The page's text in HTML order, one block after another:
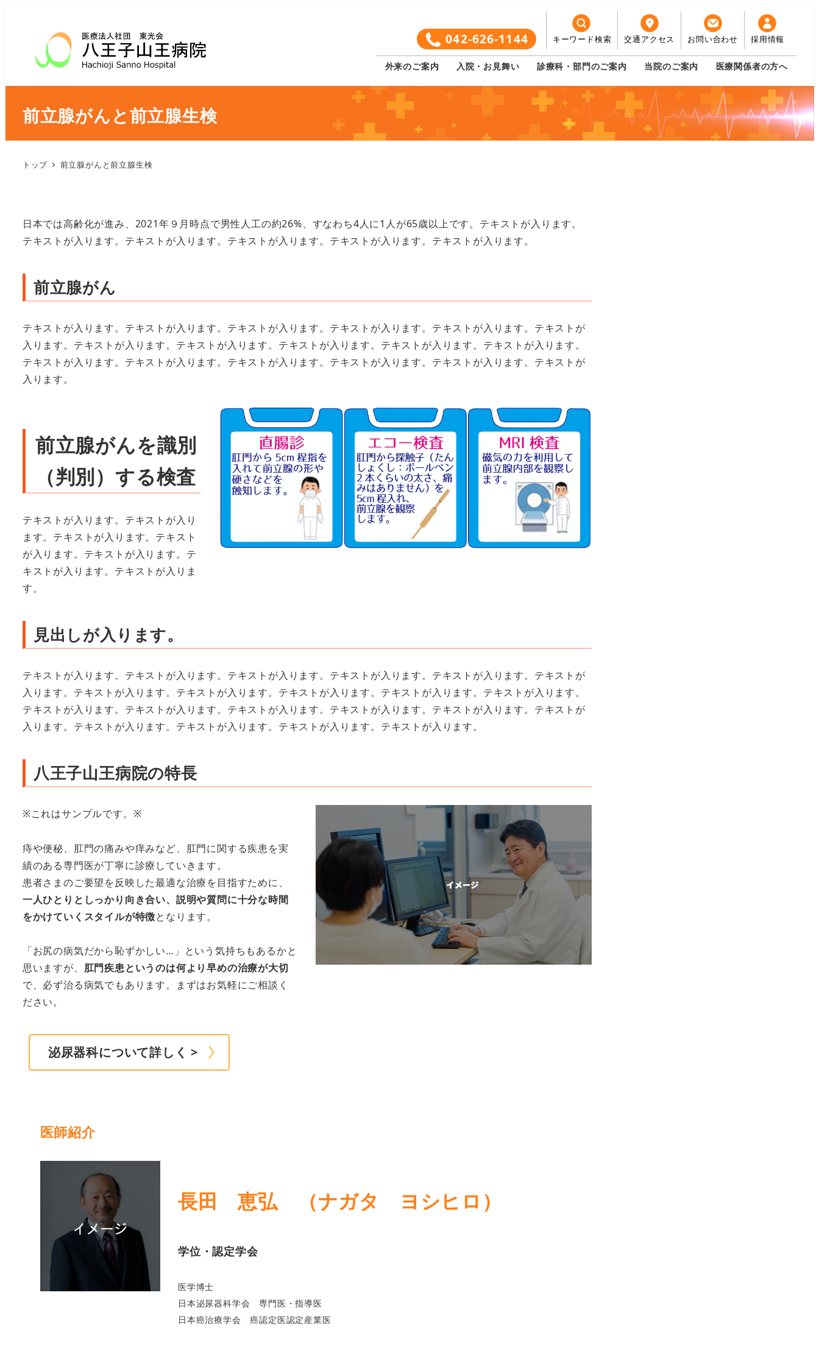
042-626-1144 キーワード検索 交通アクセス お問い合わせ 採用情報
外来のご案内 入院・お見舞い 診療科・部門のご案内 当院のご案内 医療関係者の方へ
前立腺がんと前立腺生検
トップ 前立腺がんと前立腺生検
日本では高齢化が進み、2021年９月時点で男性人工の約26%、すなわち4人に1人が65歳以上です。テキストが入ります。
テキストが入ります。テキストが入ります。テキストが入ります。テキストが入ります。テキストが入ります。
前立腺がん
テキストが入ります。テキストが入ります。テキストが入ります。テキストが入ります。テキストが入ります。テキストが
入ります。テキストが入ります。テキストが入ります。テキストが入ります。テキストが入ります。テキストが入ります。
テキストが入ります。テキストが入ります。テキストが入ります。テキストが入ります。テキストが入ります。テキストが
入ります。
前立腺がんを識別
（判別）する検査
テキストが入ります。テキストが入り
ます。テキストが入ります。テキスト
が入ります。テキストが入ります。テ
キストが入ります。テキストが入りま
す。
見出しが入ります。
テキストが入ります。テキストが入ります。テキストが入ります。テキストが入ります。テキストが入ります。テキストが
入ります。テキストが入ります。テキストが入ります。テキストが入ります。テキストが入ります。テキストが入ります。
テキストが入ります。テキストが入ります。テキストが入ります。テキストが入ります。テキストが入ります。テキストが
入ります。テキストが入ります。テキストが入ります。テキストが入ります。テキストが入ります。
八王子山王病院の特長
※これはサンプルです。※
痔や便秘、肛門の痛みや痒みなど、肛門に関する疾患を実
績のある専門医が丁寧に診療していきます。
患者さまのご要望を反映した最適な治療を目指すために、
一人ひとりとしっかり向き合い、説明や質問に十分な時間
をかけていくスタイルが特徴となります。
「お尻の病気だから恥ずかしい…」という気持ちもあるかと
思いますが、 肛門疾患というのは何より早めの治療が大切
で、必ず治る病気でもあります。まずはお気軽にご相談く
ださい。
泌尿器科について詳しく >
医師紹介
長田 恵弘 （ナガタ ヨシヒロ）
学位・認定学会
医学博士
日本泌尿器科学会 専門医・指導医
日本癌治療学会 癌認定医認定産業医